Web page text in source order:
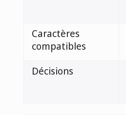
Caractères
compatibles
Décisions